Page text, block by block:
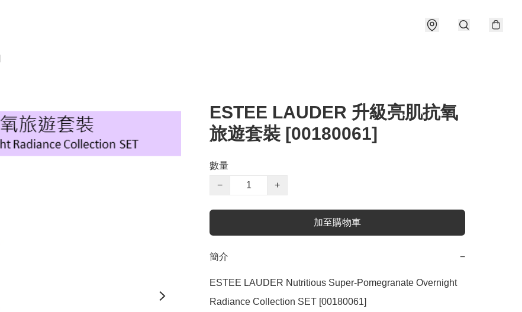
ESTEE LAUDER 升級亮肌抗氧
旅遊套裝 [00180061]
數量
−
+
加至購物車
簡介 −
ESTEE LAUDER Nutritious Super-Pomegranate Overnight
Radiance Collection SET [00180061]